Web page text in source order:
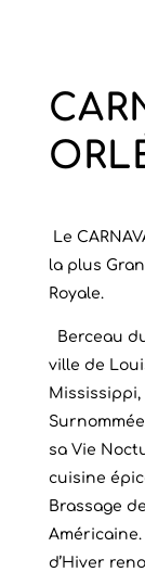
Le
la plus
Royale.
Berceau
ville de
sa Vie
cuisine
Brassage
d’Hiver